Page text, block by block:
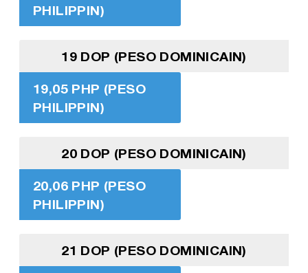
PHILIPPIN)
19 DOP (PESO DOMINICAIN)
19,05 PHP (PESO
PHILIPPIN)
20 DOP (PESO DOMINICAIN)
20,06 PHP (PESO
PHILIPPIN)
21 DOP (PESO DOMINICAIN)